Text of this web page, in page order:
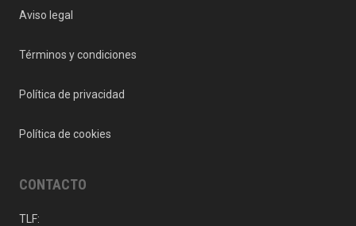
Aviso legal
Términos y condiciones
Política de privacidad
Política de cookies
CONTACTO
TLF: